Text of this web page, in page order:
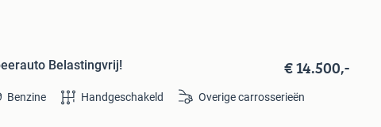
Belastingvrij! € 14.500,-
Benzine Handgeschakeld Overige carrosserieën